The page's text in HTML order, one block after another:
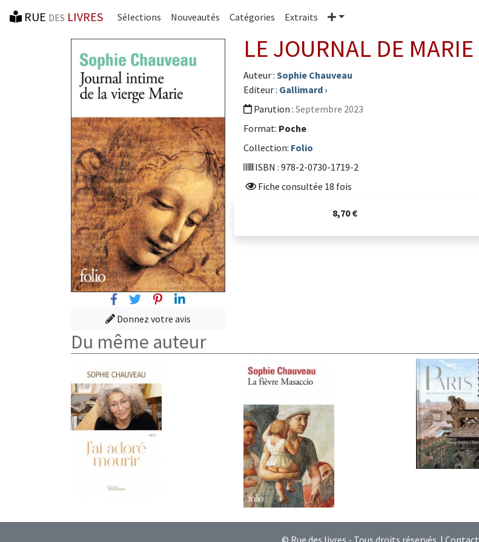
RUE DES LIVRES Sélections Nouveautés Catégories Extraits Plus
FacebookTwitterPinterest
Linkedin
Donnez votre avis
LE JOURNAL DE MARIE
Auteur : Sophie Chauveau
Editeur : Gallimard ›
Parution : Septembre 2023
Format: Poche
Collection: Folio
ISBN : 978-2-0730-1719-2
Fiche consultée 18 fois
8,70 €
Du même auteur